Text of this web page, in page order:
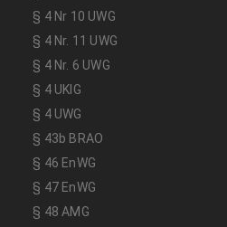
§ 4 Nr 10 UWG
§ 4 Nr. 11 UWG
§ 4 Nr. 6 UWG
§ 4 UKlG
§ 4 UWG
§ 43b BRAO
§ 46 EnWG
§ 47 EnWG
§ 48 AMG